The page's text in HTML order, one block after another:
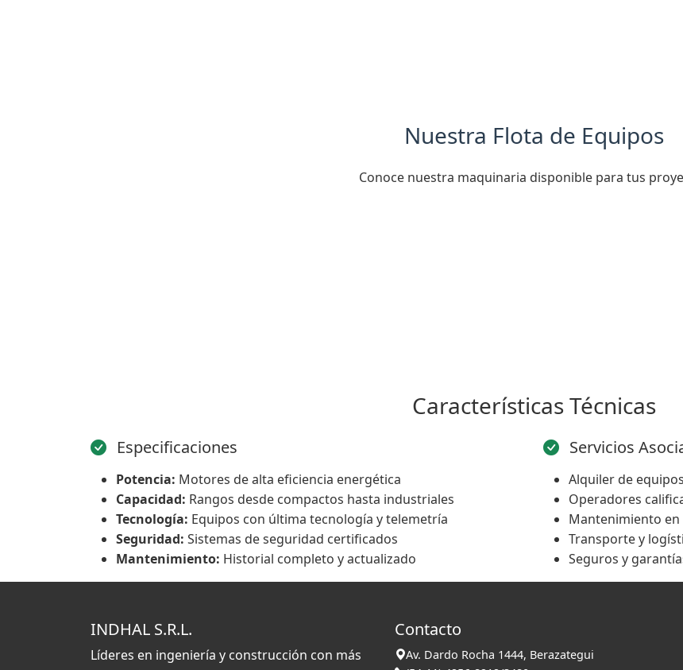
Nuestra Flota de Equipos
Conoce nuestra maquinaria disponible para tus
Características Técnicas
Especificaciones
Potencia: Motores de alta eficiencia energética
Capacidad: Rangos desde compactos hasta industriales
Tecnología: Equipos con última tecnología y telemetría
Seguridad: Sistemas de seguridad certificados
Mantenimiento: Historial completo y actualizado
Servicios
Alquiler de
Operadores
Mantenimiento en
Transporte y
Seguros y
INDHAL S.R.L.
Líderes en ingeniería y construcción con más
Contacto
Av. Dardo Rocha 1444, Berazategui